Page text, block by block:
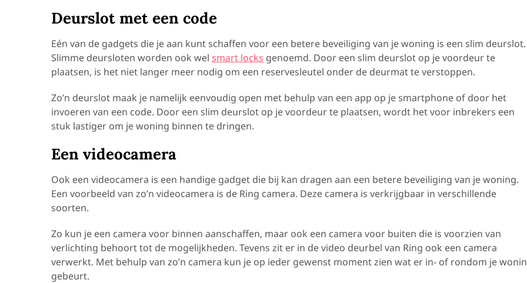
Deurslot met een code
Eén van de gadgets die je aan kunt schaffen voor een betere beveiliging van je woning is een slim deurslot.
Slimme deursloten worden ook wel smart locks genoemd. Door een slim deurslot op je voordeur te
plaatsen, is het niet langer meer nodig om een reservesleutel onder de deurmat te verstoppen.
Zo’n deurslot maak je namelijk eenvoudig open met behulp van een app op je smartphone of door het
invoeren van een code. Door een slim deurslot op je voordeur te plaatsen, wordt het voor inbrekers een
stuk lastiger om je woning binnen te dringen.
Een videocamera
Ook een videocamera is een handige gadget die bij kan dragen aan een betere beveiliging van je woning.
Een voorbeeld van zo’n videocamera is de Ring camera. Deze camera is verkrijgbaar in verschillende
soorten.
Zo kun je een camera voor binnen aanschaffen, maar ook een camera voor buiten die is voorzien van
verlichting behoort tot de mogelijkheden. Tevens zit er in de video deurbel van Ring ook een camera
verwerkt. Met behulp van zo’n camera kun je op ieder gewenst moment zien wat er in- of rondom je
gebeurt.